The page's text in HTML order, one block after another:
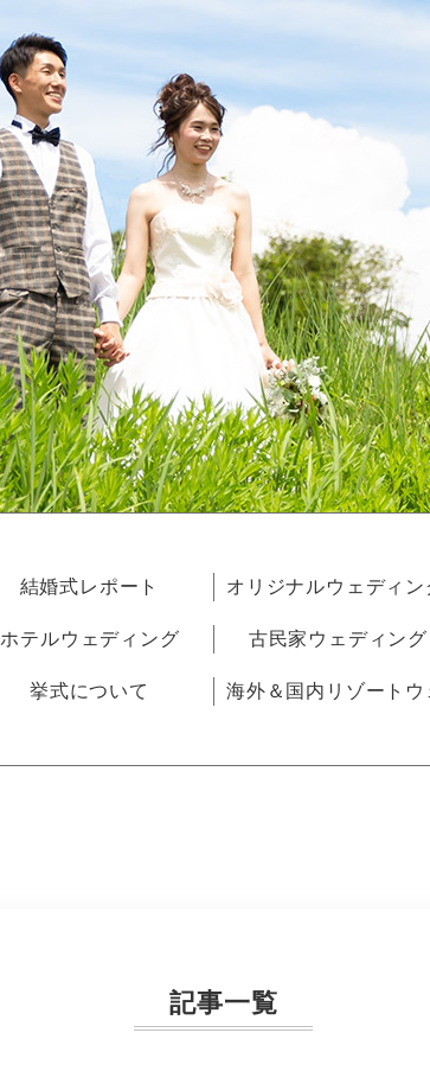
結婚式レポート オリジナルウェディ
ホテルウェディング 古民家ウェディング
挙式について 海外＆国内リゾートウ
記事一覧